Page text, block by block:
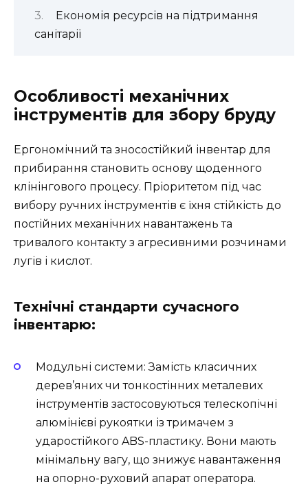
Економія ресурсів на підтримання
санітарії
Особливості механічних
інструментів для збору бруду
Ергономічний та зносостійкий інвентар для
прибирання становить основу щоденного
клінінгового процесу. Пріоритетом під час
вибору ручних інструментів є їхня стійкість до
постійних механічних навантажень та
тривалого контакту з агресивними розчинами
лугів і кислот.
Технічні стандарти сучасного
інвентарю:
Модульні системи: Замість класичних
дерев’яних чи тонкостінних металевих
інструментів застосовуються телескопічні
алюмінієві рукоятки із тримачем з
ударостійкого ABS-пластику. Вони мають
мінімальну вагу, що знижує навантаження
на опорно-руховий апарат оператора.